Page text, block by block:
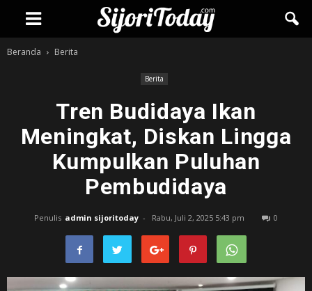
Beranda Berita
Berita
Tren Budidaya Ikan
Meningkat, Diskan Lingga
Kumpulkan Puluhan
Pembudidaya
Penulis admin sijoritoday - Rabu, Juli 2, 2025 5:43 pm 0